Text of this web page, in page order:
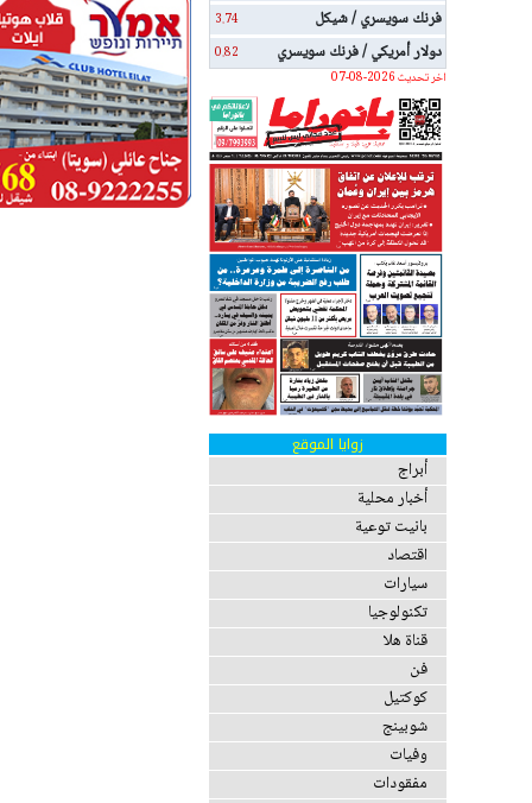
فرنك سويسري / شيكل 3.74
دولار أمريكي / فرنك سويسري
0.82
اخر تحديث 2026-08-07
زوايا الموقع
أبراج
أخبار محلية
بانيت توعية
اقتصاد
سيارات
تكنولوجيا
قناة هلا
فن
كوكتيل
شوبينج
وفيات
مفقودات